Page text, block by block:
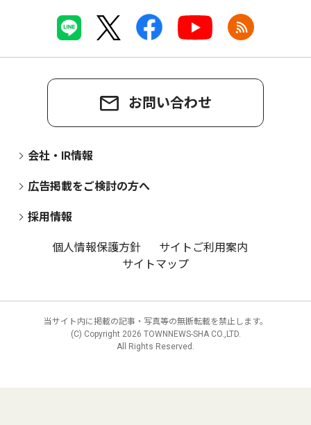
お問い合わせ
会社・IR情報
広告掲載をご検討の方へ
採用情報
個人情報保護方針
サイトご利用案内
サイトマップ
当サイト内に掲載の記事・写真等の無断転載を禁止します。
(C) Copyright 2026 TOWNNEWS-SHA CO.,LTD.
All Rights Reserved.